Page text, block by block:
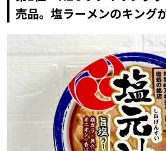
売品。塩ラーメンのキング